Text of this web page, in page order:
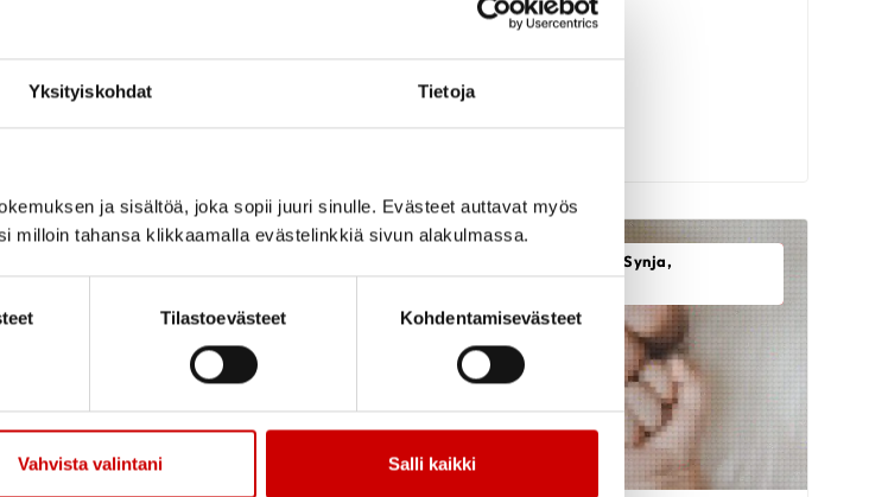
Yksityiskohdat Tietoja
ja sisältöä, joka sopii juuri sinulle. Evästeet auttavat myös
milloin tahansa klikkaamalla evästelinkkiä sivun alakulmassa.
Tilastoevästeet Kohdentamisevästeet
Vahvista valintani Salli kaikki
LUE BLOGI
Sydänlasten viikko 2023, Synja,